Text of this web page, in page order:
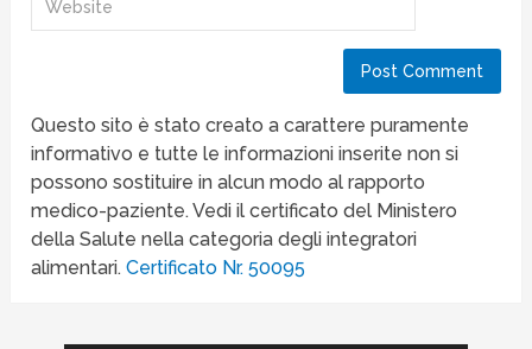
Questo sito è stato creato a carattere puramente
informativo e tutte le informazioni inserite non si
possono sostituire in alcun modo al rapporto
medico-paziente. Vedi il certificato del Ministero
della Salute nella categoria degli integratori
alimentari.Certificato Nr. 50095